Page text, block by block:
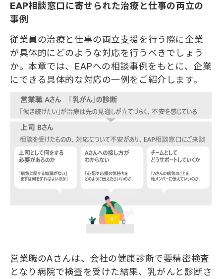
EAP相談窓口に寄せられた治療と仕事の両立の
事例
従業員の治療と仕事の両立支援を行う際に企業
が具体的にどのような対応を行うべきでしょう
か。本章では、EAPへの相談事例をもとに、企業
にできる具体的な対応の一例をご紹介します。
営業職のAさんは、会社の健康診断で要精密検査
となり病院で検査を受けた結果、乳がんと診断さ